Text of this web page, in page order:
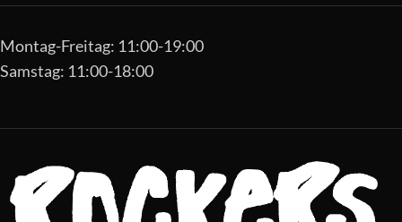
Montag-Freitag: 11:00-19:00
Samstag: 11:00-18:00